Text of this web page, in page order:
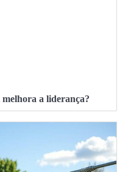
a liderança?